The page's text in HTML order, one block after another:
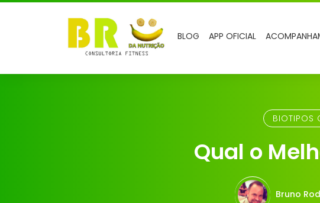
BLOG APP OFICIAL
BIOTIPOS
Qual o
Bruno